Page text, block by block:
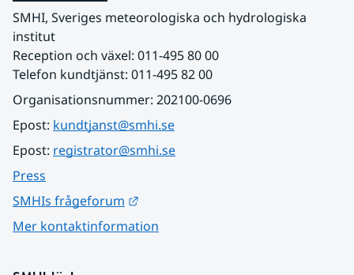
SMHI, Sveriges meteorologiska och hydrologiska
institut
Reception och växel: 011-495 80 00
Telefon kundtjänst: 011-495 82 00
Organisationsnummer: 202100-0696
Epost: kundtjanst@smhi.se
Epost: registrator@smhi.se
Press
SMHIs frågeforum
Mer kontaktinformation